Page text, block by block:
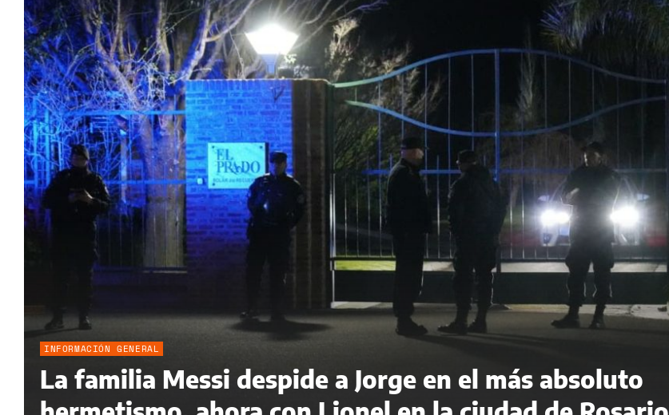
INFORMACIÓN GENERAL
La familia Messi despide a Jorge en el más absoluto